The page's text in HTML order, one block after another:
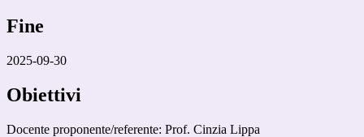
Fine
2025-09-30
Obiettivi
Docente proponente/referente: Prof. Cinzia Lippa